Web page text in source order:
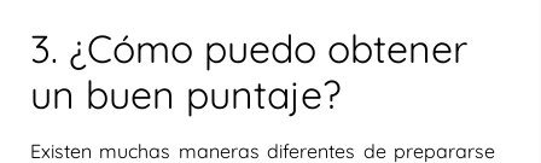
3. ¿Cómo puedo obtener
un buen puntaje?
Existen muchas maneras diferentes de prepararse